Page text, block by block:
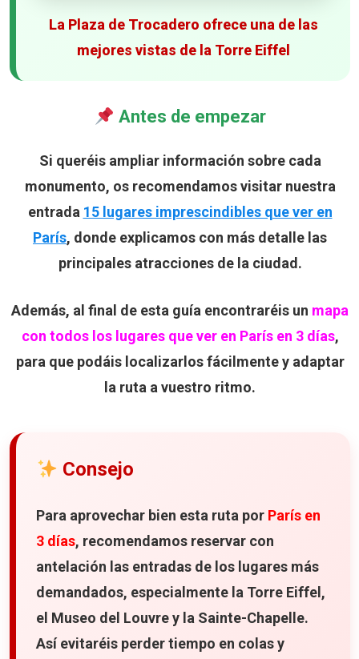
La Plaza de Trocadero ofrece una de las
mejores vistas de la Torre Eiffel
Antes de empezar
Si queréis ampliar información sobre cada
monumento, os recomendamos visitar nuestra
entrada 15 lugares imprescindibles que ver en
París, donde explicamos con más detalle las
principales atracciones de la ciudad.
Además, al final de esta guía encontraréis un mapa
con todos los lugares que ver en París en 3 días,
para que podáis localizarlos fácilmente y adaptar
la ruta a vuestro ritmo.
Consejo
Para aprovechar bien esta ruta por París en
3 días, recomendamos reservar con
antelación las entradas de los lugares más
demandados, especialmente la Torre Eiffel,
el Museo del Louvre y la Sainte-Chapelle.
Así evitaréis perder tiempo en colas y